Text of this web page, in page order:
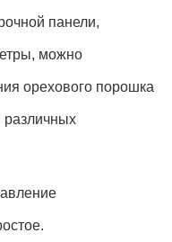
панели,
можно
орехового порошка
различных